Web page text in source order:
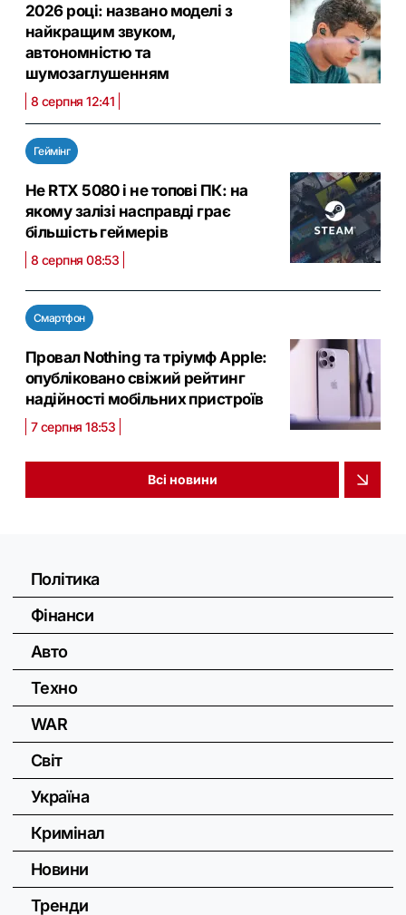
2026 році: названо моделі з
найкращим звуком,
автономністю та
шумозаглушенням
8 серпня 12:41
Геймінг
Не RTX 5080 і не топові ПК: на
якому залізі насправді грає
більшість геймерів
8 серпня 08:53
Смартфон
Провал Nothing та тріумф Apple:
опубліковано свіжий рейтинг
надійності мобільних пристроїв
7 серпня 18:53
Всі новини
Політика
Фінанси
Авто
Техно
WAR
Світ
Україна
Кримінал
Новини
Тренди